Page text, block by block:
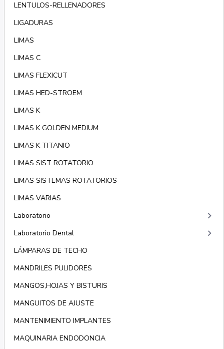
LENTULOS-RELLENADORES
LIGADURAS
LIMAS
LIMAS C
LIMAS FLEXICUT
LIMAS HED-STROEM
LIMAS K
LIMAS K GOLDEN MEDIUM
LIMAS K TITANIO
LIMAS SIST ROTATORIO
LIMAS SISTEMAS ROTATORIOS
LIMAS VARIAS
Laboratorio
keyboard_arrow_right
Laboratorio Dental keyboard_arrow_right
LÁMPARAS DE TECHO
MANDRILES PULIDORES
MANGOS,HOJAS Y BISTURIS
MANGUITOS DE AJUSTE
MANTENIMIENTO IMPLANTES
MAQUINARIA ENDODONCIA